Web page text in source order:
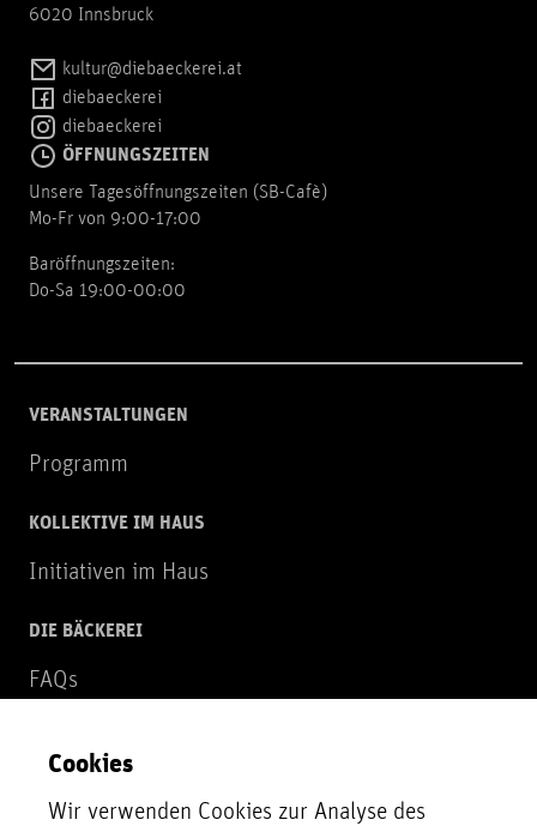
6020 Innsbruck
kultur@diebaeckerei.at
diebaeckerei
diebaeckerei
ÖFFNUNGSZEITEN
Unsere Tagesöffnungszeiten (SB-Cafè)
Mo-Fr von 9:00-17:00
Baröffnungszeiten:
Do-Sa 19:00-00:00
VERANSTALTUNGEN
Programm
KOLLEKTIVE IM HAUS
Initiativen im Haus
DIE BÄCKEREI
FAQs
NEWSLETTER
Zur Newsletter Anmeldung
Cookies
Wir verwenden Cookies zur Analyse des